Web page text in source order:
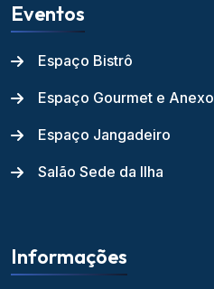
Eventos
Espaço Bistrô
Espaço Gourmet e Anexo
Espaço Jangadeiro
Salão Sede da Ilha
Informações